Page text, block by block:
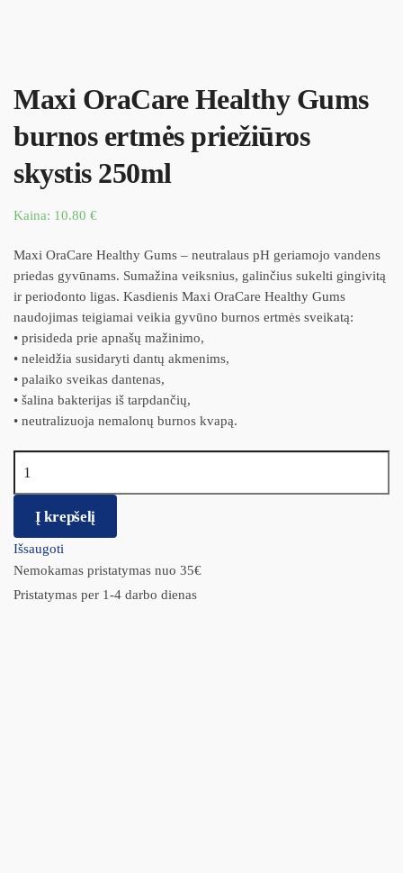
Maxi OraCare Healthy Gums
burnos ertmės priežiūros
skystis 250ml
Kaina: 10.80 €
Maxi OraCare Healthy Gums – neutralaus pH geriamojo vandens
priedas gyvūnams. Sumažina veiksnius, galinčius sukelti gingivitą
ir periodonto ligas. Kasdienis Maxi OraCare Healthy Gums
naudojimas teigiamai veikia gyvūno burnos ertmės sveikatą:
• prisideda prie apnašų mažinimo,
• neleidžia susidaryti dantų akmenims,
• palaiko sveikas dantenas,
• šalina bakterijas iš tarpdančių,
• neutralizuoja nemalonų burnos kvapą.
Į krepšelį
Išsaugoti
Nemokamas pristatymas nuo 35€
Pristatymas per 1-4 darbo dienas